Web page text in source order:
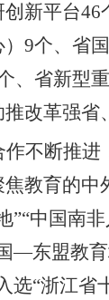
创新平台46
9个、省
、省新型
改革强省
作不断推进
教育的中
”“中国南
—东盟教
选“浙江省